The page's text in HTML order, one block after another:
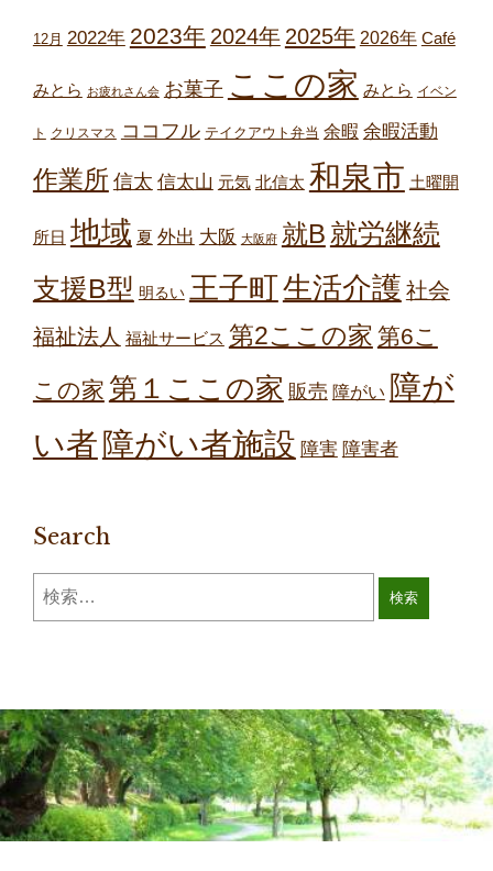
12月 2022年 2023年 2024年 2025年 2026年 Café
みとら お疲れさん会 お菓子 ここの家 みとら イベン
ト クリスマス ココフル テイクアウト弁当 余暇 余暇活動
作業所 信太 信太山 元気 北信太 和泉市 土曜開
所日 地域 夏 外出 大阪 大阪府 就B 就労継続
支援B型 明るい 王子町生活介護 社会
福祉法人 福祉サービス 第2ここの家 第6こ
この家 第１ここの家 販売 障がい 障が
い者 障がい者施設 障害 障害者
Search